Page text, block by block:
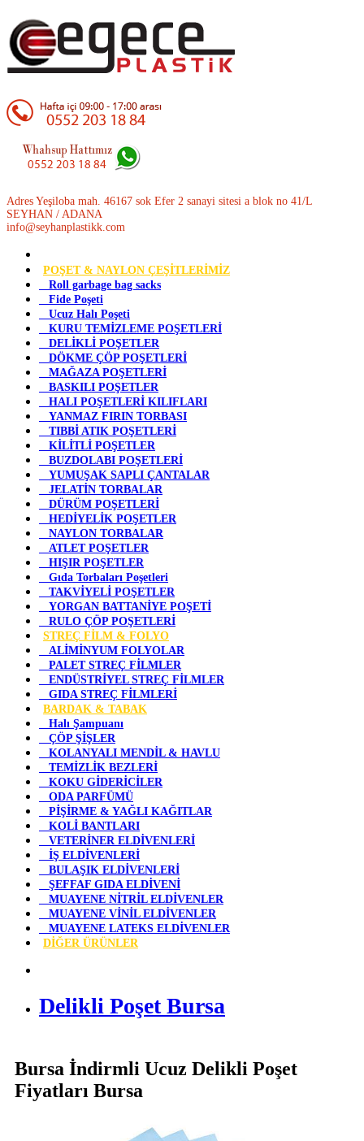
Adres Yeşiloba mah. 46167 sok Efer 2 sanayi sitesi a blok no 41/L
SEYHAN / ADANA
info@seyhanplastikk.com
POŞET & NAYLON ÇEŞİTLERİMİZ
Roll garbage bag sacks
Fide Poşeti
Ucuz Halı Poşeti
KURU TEMİZLEME POŞETLERİ
DELİKLİ POŞETLER
DÖKME ÇÖP POŞETLERİ
MAĞAZA POŞETLERİ
BASKILI POŞETLER
HALI POŞETLERİ KILIFLARI
YANMAZ FIRIN TORBASI
TIBBİ ATIK POŞETLERİ
KİLİTLİ POŞETLER
BUZDOLABI POŞETLERİ
YUMUŞAK SAPLI ÇANTALAR
JELATİN TORBALAR
DÜRÜM POŞETLERİ
HEDİYELİK POŞETLER
NAYLON TORBALAR
ATLET POŞETLER
HIŞIR POŞETLER
Gıda Torbaları Poşetleri
TAKVİYELİ POŞETLER
YORGAN BATTANİYE POŞETİ
RULO ÇÖP POŞETLERİ
STREÇ FİLM & FOLYO
ALİMİNYUM FOLYOLAR
PALET STREÇ FİLMLER
ENDÜSTRİYEL STREÇ FİLMLER
GIDA STREÇ FİLMLERİ
BARDAK & TABAK
Halı Şampuanı
ÇÖP ŞİŞLER
KOLANYALI MENDİL & HAVLU
TEMİZLİK BEZLERİ
KOKU GİDERİCİLER
ODA PARFÜMÜ
PİŞİRME & YAĞLI KAĞITLAR
KOLİ BANTLARI
VETERİNER ELDİVENLERİ
İŞ ELDİVENLERİ
BULAŞIK ELDİVENLERİ
ŞEFFAF GIDA ELDİVENİ
MUAYENE NİTRİL ELDİVENLER
MUAYENE VİNİL ELDİVENLER
MUAYENE LATEKS ELDİVENLER
DİĞER ÜRÜNLER
Delikli Poşet Bursa
Bursa İndirmli Ucuz Delikli Poşet
Fiyatları Bursa